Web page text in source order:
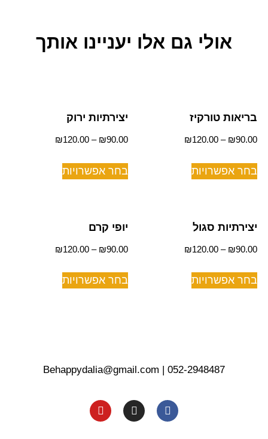
אולי גם אלו יעניינו אותך
בריאות טורקיז
₪90.00
–
₪120.00
בחר אפשרויות
יצירתיות ירוק
₪90.00
–
₪120.00
בחר אפשרויות
יצירתיות סגול
₪90.00
–
₪120.00
בחר אפשרויות
יופי קרם
₪90.00
–
₪120.00
בחר אפשרויות
Behappydalia@gmail.com 052-2948487